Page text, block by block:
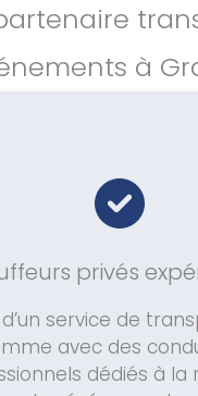
à
privés
service de
avec des
dédiés à la